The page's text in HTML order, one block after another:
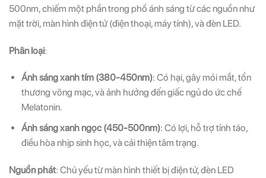
500nm, chiếm một phần trong phổ ánh sáng từ các nguồn như
mặt trời, màn hình điện tử (điện thoại, máy tính), và đèn LED.
Phân loại:
Ánh sáng xanh tím (380-450nm): Có hại, gây mỏi mắt, tổn
thương võng mạc, và ảnh hưởng đến giấc ngủ do ức chế
Melatonin.
Ánh sáng xanh ngọc (450-500nm): Có lợi, hỗ trợ tỉnh táo,
điều hòa nhịp sinh học, và cải thiện tâm trạng.
Nguồn phát: Chủ yếu từ màn hình thiết bị điện tử, đèn LED